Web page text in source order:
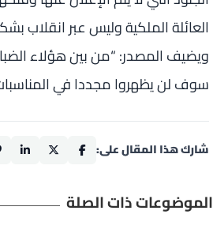
العائلة الملكية وليس عبر انقلاب
ويضيف المصدر: “من بين هؤلاء
سوف لن يظهروا مجددا في
شارك هذا المقال على:
الموضوعات ذات الصلة